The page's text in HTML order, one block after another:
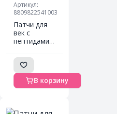
Артикул:
8809822541003
Патчи для
век с
пептидами,
и
ретинолом
TRIMAY
(pink) Wrinkle
Smoothing
В корзину